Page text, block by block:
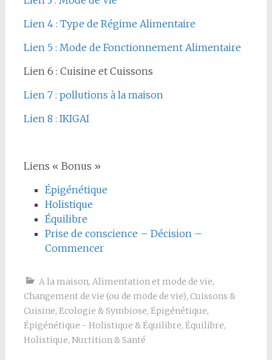
Lien 4 : Type de Régime Alimentaire
Lien 5 : Mode de Fonctionnement Alimentaire
Lien 6 : Cuisine et Cuissons
Lien 7 : pollutions à la maison
Lien 8 : IKIGAI
Liens « Bonus »
Épigénétique
Holistique
Équilibre
Prise de conscience – Décision –
Commencer
A la maison, Alimentation et mode de vie,
Changement de vie (ou de mode de vie), Cuissons &
Cuisine, Ecologie & Symbiose, Épigénétique,
Épigénétique - Holistique & Équilibre, Équilibre,
Holistique, Nurtition & Santé